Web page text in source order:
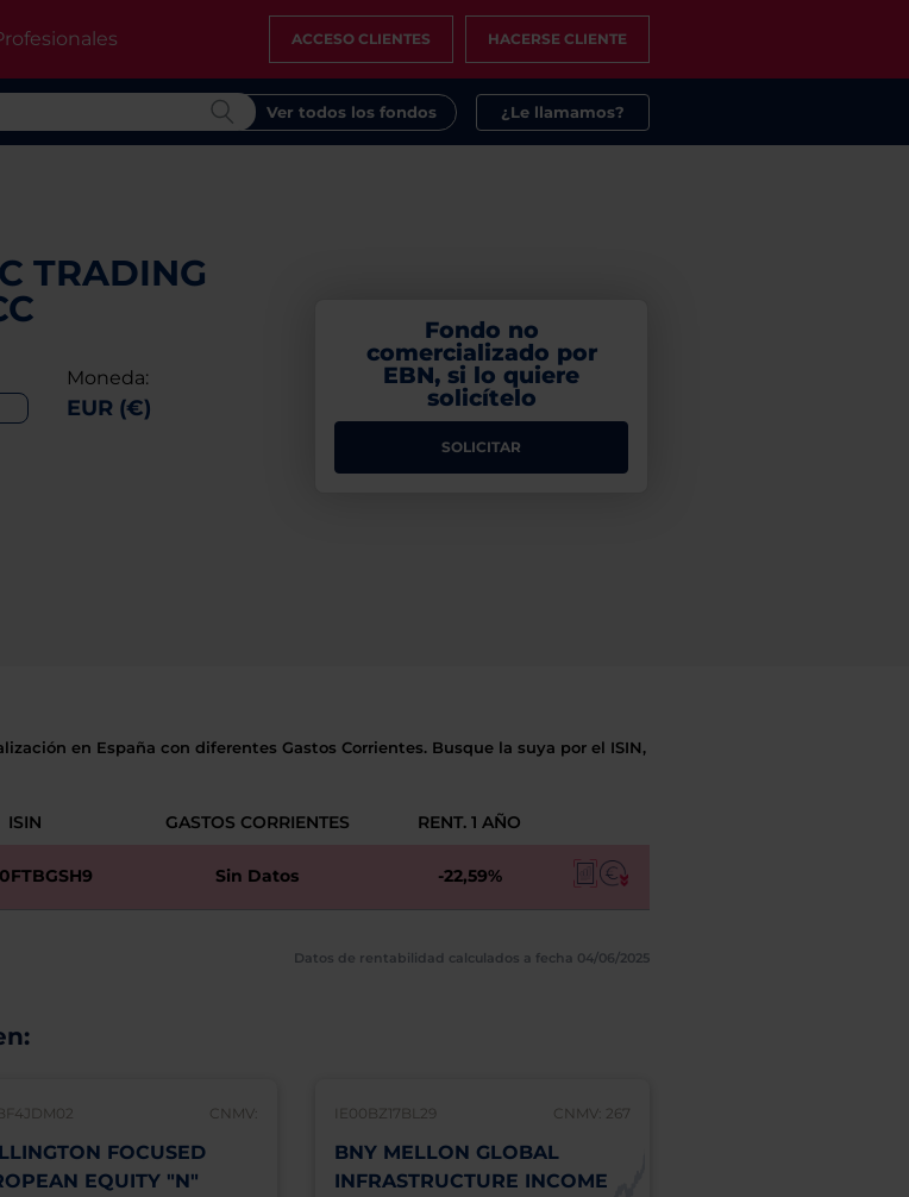
ACCESO CLIENTES HACERSE CLIENTE
Ver todos los fondos ¿Le llamamos?
TRADING
Moneda:
EUR (€)
Fondo no
comercializado por
EBN, si lo quiere
solicítelo
SOLICITAR
en España con diferentes Gastos Corrientes. Busque la suya por el ISIN,
ISIN GASTOS CORRIENTES RENT. 1 AÑO
Sin Datos -22,59%
Datos de rentabilidad calculados a fecha 04/06/2025
CNMV:
FOCUSED
EQUITY "N"
IE00BZ17BL29 CNMV: 267
BNY MELLON GLOBAL
INFRASTRUCTURE INCOME